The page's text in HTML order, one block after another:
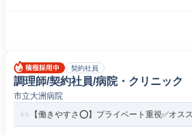
契約社員
調理師/契約社員/病院・クリニック
市立大洲病院
【働きやすさ⭕️】プライベート重視✅️オス